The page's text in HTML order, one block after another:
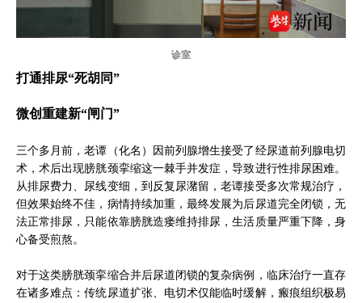
诊室
打通排尿“死胡同”
微创重建新“闸门”
三个多月前，老谭（化名）因前列腺增生接受了经尿道前列腺电切
术，术后出现膀胱颈挛缩这一棘手并发症，导致进行性排尿困难。
从排尿费力、尿线变细，到反复尿潴留，老谭接受多次常规治疗，
但效果始终不佳，病情持续加重，最终发展为后尿道完全闭锁，无
法正常排尿，只能依靠膀胱造瘘维持排尿，生活质量严重下降，身
心备受煎熬。
对于这类膀胱颈挛缩合并后尿道闭锁的复杂病例，临床治疗一直存
在诸多难点：传统尿道扩张、电切术仅能临时缓解，瘢痕组织极易